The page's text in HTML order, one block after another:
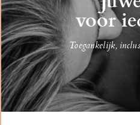
voor
Toegankelijk,